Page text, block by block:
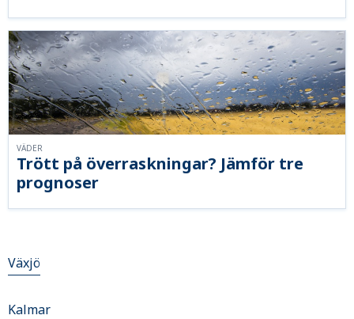
Trött på överraskningar? Jämför tre
prognoser
VÄDER
Växjö
Kalmar